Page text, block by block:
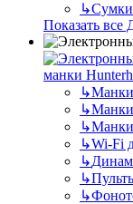
↳Сумки
Показать
манки
↳Манки
↳Манки
↳Манки
↳Wi-Fi
↳
↳
↳